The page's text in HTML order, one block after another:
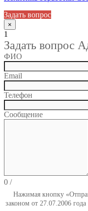
Задать вопрос
×
1
Задать вопрос
ФИО
Email
Телефон
Сообщение
0 /
Нажимая кнопку
законом от 27.07.2006